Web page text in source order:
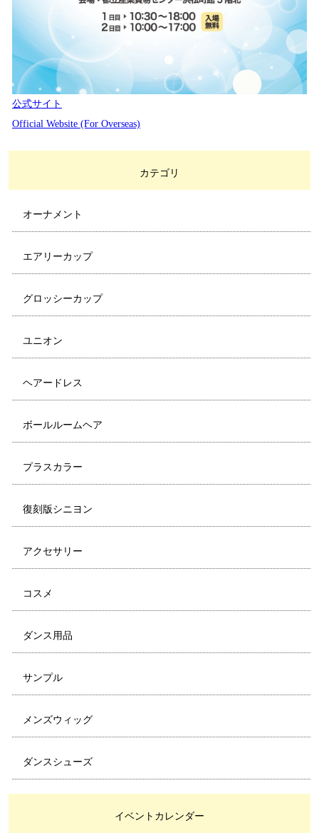
公式サイト
Official Website (For Overseas)
カテゴリ
オーナメント
エアリーカップ
グロッシーカップ
ユニオン
ヘアードレス
ボールルームヘア
プラスカラー
復刻版シニヨン
アクセサリー
コスメ
ダンス用品
サンプル
メンズウィッグ
ダンスシューズ
イベントカレンダー